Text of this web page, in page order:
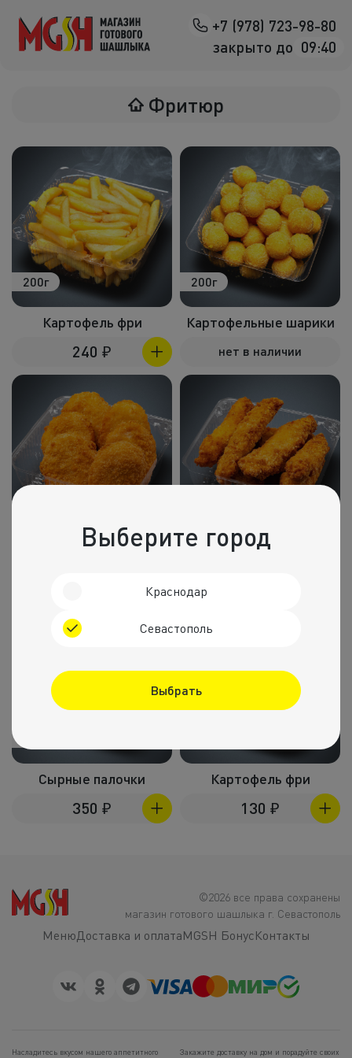
+7 (978) 723-98-80
закрыто до 09:40
Назад
Овощи на
Салаты
К
В лаваше
Холодные
Пицца и
Фритюр
Напитки
Фритюр
200г
Картофель фри
240 ₽
200г
Картофельные шарики
нет в наличии
Наггетсы курица и сыр Стрипсы куринные
Сырные палочки
350 ₽
Картофель фри
130 ₽
©2026 все права сохранены
магазин готового шашлыка г. Севастополь
МенюДоставка и оплатаMGSH БонусКонтакты
Насладитесь вкусом нашего аппетитного Закажите доставку на дом и порадуйте своих
Выберите город
Краснодар
Севастополь
Выбрать